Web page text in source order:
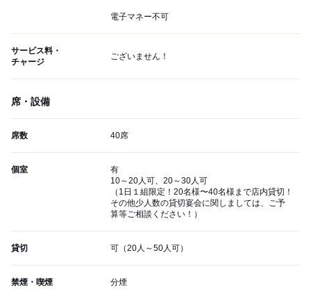
電子マネー不可
サービス料・
チャージ
ございません！
席・設備
席数 40席
個室
有
10～20人可、20～30人可
（1日１組限定！20名様〜40名様まで店内貸切！
その他少人数の貸切宴会に関しましては、ご予
算等ご相談ください！）
貸切 可（20人～50人可）
禁煙・喫煙
分煙